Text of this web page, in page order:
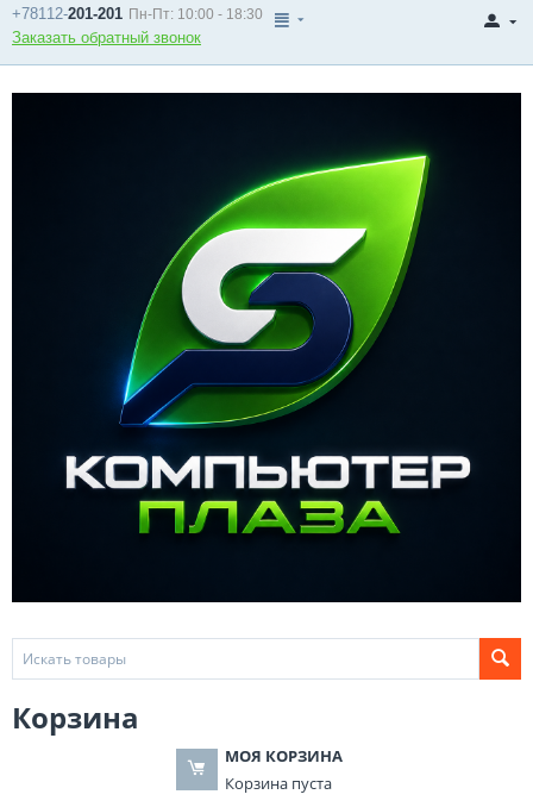
+78112-201-201 Пн-Пт: 10:00 - 18:30
Заказать обратный звонок
Корзина
МОЯ КОРЗИНА
Корзина пуста